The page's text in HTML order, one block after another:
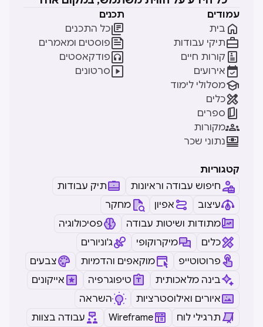
עמודים
בית 
תיקי עבודות
קורות חיים 
אירועים 
מסלולי לימוד
כלים
ספרים 
מקורות
נתוני שכר
תכנים
כל התכנים
פוסטים ומאמרים
פודקאסטים
סרטונים
קטגוריות
חיפוש עבודה וראיונות
תיק עבודות
עיצוב
אפיון
מחקר
מתודות ושיטות עבודה
פסיכולוגיה
כלים
מיקרוקופי
ג'וניורים
פרוטוטייפ
מוקאפים והדמיות
צבעים
בינה מלאכותית
טיפוגרפיה
אייקונים
איורים ואילוסטרציות
השראה
תרגילי לוח
Wireframe עבודה בצוות